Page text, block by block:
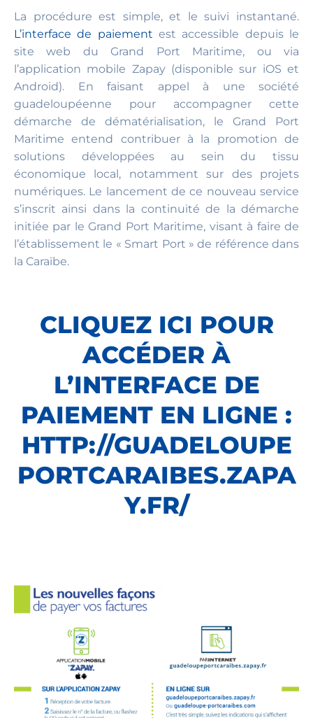
La procédure est simple, et le suivi instantané.
L’interface de paiement est accessible depuis le
site web du Grand Port Maritime, ou via
l’application mobile Zapay (disponible sur iOS et
Android). En faisant appel à une société
guadeloupéenne pour accompagner cette
démarche de dématérialisation, le Grand Port
Maritime entend contribuer à la promotion de
solutions développées au sein du tissu
économique local, notamment sur des projets
numériques. Le lancement de ce nouveau service
s’inscrit ainsi dans la continuité de la démarche
initiée par le Grand Port Maritime, visant à faire de
l’établissement le « Smart Port » de référence dans
la Caraïbe.
CLIQUEZ ICI POUR
ACCÉDER À
L’INTERFACE DE
PAIEMENT EN LIGNE :
HTTP://GUADELOUPE
PORTCARAIBES.ZAPA
Y.FR/